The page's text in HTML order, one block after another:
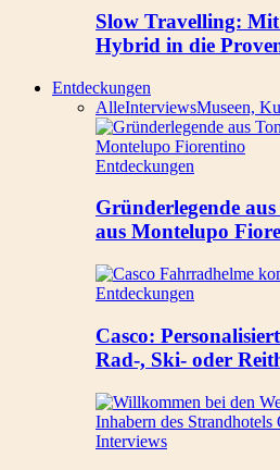
Slow Travelling:
Hybrid in die
Entdeckungen
AlleInterviewsMuseen,
Entdeckungen
Gründerlegende
aus Montelupo
Entdeckungen
Casco:
Rad-, Ski- oder
Interviews